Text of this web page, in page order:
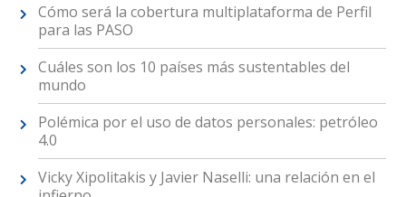
Cómo será la cobertura multiplataforma de Perfil
para las PASO
Cuáles son los 10 países más sustentables del
mundo
Polémica por el uso de datos personales: petróleo
4.0
Vicky Xipolitakis y Javier Naselli: una relación en el